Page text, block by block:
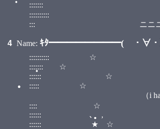
::::::: /⌒:澤;;
:::::::::: / /
::: ニニニニニ と./ゝ
4 Name: ｷﾀ━━━━━━━━( ・∀
:::::::::: ☆
::::::: ☆
:::::: ☆
::::: ☆
（i haven't eaten
::::
::::::
:::::: ★ ☆